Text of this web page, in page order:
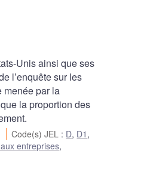
Unis ainsi que ses
l’enquête sur les
menée par la
la proportion des
Code(s) JEL : D, D1 ,
entreprises,